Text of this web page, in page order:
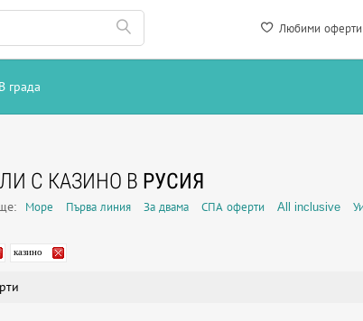
Любими оферти
В града
С КАЗИНО В РУСИЯ
Море Първа линия За двама СПА оферти All inclusive
казино